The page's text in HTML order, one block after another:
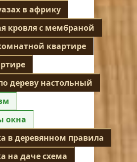
в африку
кровля с мембраной
квартире
дереву настольный
окна
в деревянном правила
на даче схема